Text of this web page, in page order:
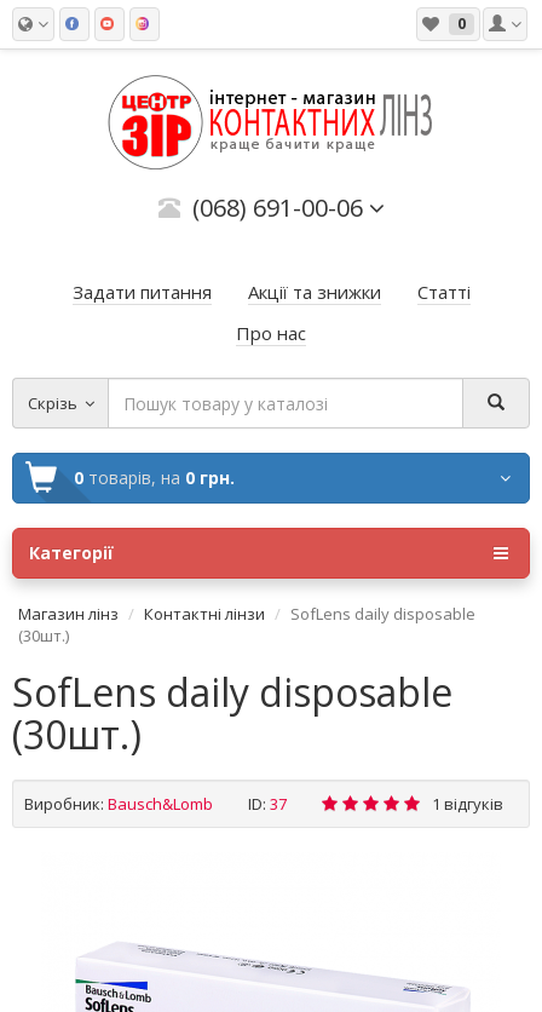
0
(068) 691-00-06
Задати питання Акції та знижки
Статті
Про нас
Скрізь
0 товарів, на 0 грн.
Категорії
Магазин лінз Контактні лінзи
SofLens daily disposable
(30шт.)
SofLens daily disposable
(30шт.)
Виробник: Bausch&Lomb ID: 37 1 відгуків